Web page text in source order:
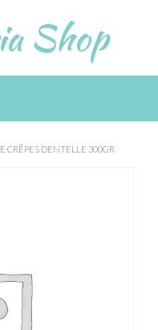
Shop
CRÊPES DENTELLE 300GR